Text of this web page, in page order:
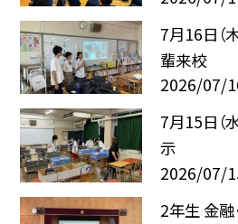
7月16日（
輩来校
2026/07/
7月15日（
示
2026/07/
2年生 金融